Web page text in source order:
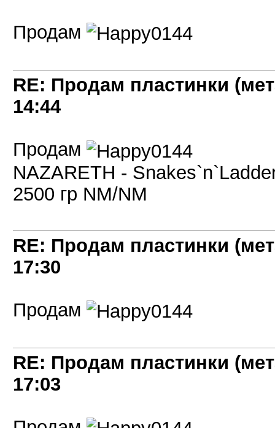
Продам
RE: Продам пластинки
14:44
Продам
NAZARETH -
2500 гр NM/NM
RE: Продам пластинки
17:30
Продам
RE: Продам пластинки
17:03